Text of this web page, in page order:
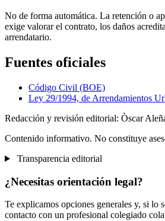
No de forma automática. La retención o
exige valorar el contrato, los daños
arrendatario.
Fuentes oficiales
Código Civil (BOE)
Ley 29/1994, de Arrendamientos
Redacción y revisión editorial: Òscar
Contenido informativo. No constituye
Transparencia editorial
¿Necesitas orientación legal?
Te explicamos opciones generales y, si lo
contacto con un profesional colegiado